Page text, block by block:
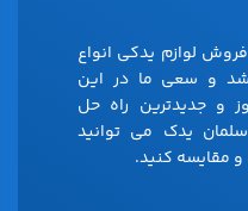
لوازم یدکی انواع
و سعی ما در این
و جدیدترین راه حل
یدک می توانید
مقایسه کنید.